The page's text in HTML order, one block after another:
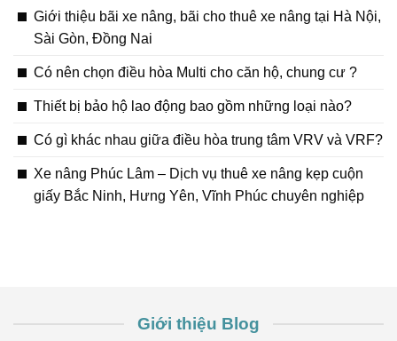
Giới thiệu bãi xe nâng, bãi cho thuê xe nâng tại Hà Nội,
Sài Gòn, Đồng Nai
Có nên chọn điều hòa Multi cho căn hộ, chung cư ?
Thiết bị bảo hộ lao động bao gồm những loại nào?
Có gì khác nhau giữa điều hòa trung tâm VRV và VRF?
Xe nâng Phúc Lâm – Dịch vụ thuê xe nâng kẹp cuộn
giấy Bắc Ninh, Hưng Yên, Vĩnh Phúc chuyên nghiệp
Giới thiệu Blog